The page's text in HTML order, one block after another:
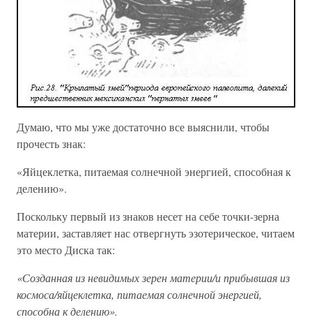
Думаю, что мы уже достаточно все выяснили, чтобы
прочесть знак:
«Яйцеклетка, питаемая солнечной энергией, способная к
делению».
Поскольку первый из знаков несет на себе точки-зерна
материи, заставляет нас отвергнуть эзотерическое, читаем
это место Диска так:
«Созданная из невидимых зерен материи/и прибывшая из
космоса/яйцеклетка, питаемая солнечной энергией,
способна к делению».